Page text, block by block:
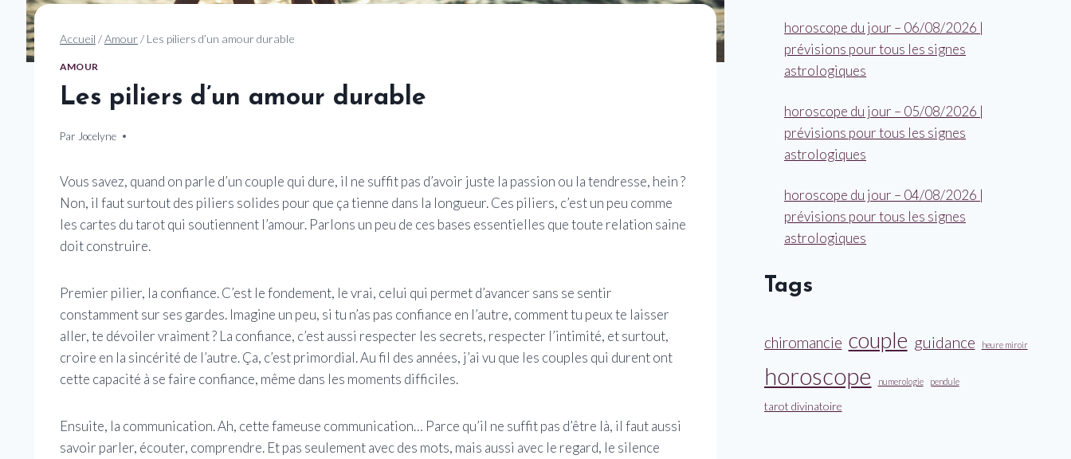
Accueil /Amour/ Les piliers d’un amour durable
AMOUR
Les piliers d’un amour durable
Par Jocelyne
7 octobre 2025
Vous savez, quand on parle d’un couple qui dure, il ne suffit pas d’avoir juste la passion ou la tendresse, hein ?
Non, il faut surtout des piliers solides pour que ça tienne dans la longueur. Ces piliers, c’est un peu comme
les cartes du tarot qui soutiennent l’amour. Parlons un peu de ces bases essentielles que toute relation saine
doit construire.
Premier pilier, la confiance. C’est le fondement, le vrai, celui qui permet d’avancer sans se sentir
constamment sur ses gardes. Imagine un peu, si tu n’as pas confiance en l’autre, comment tu peux te laisser
aller, te dévoiler vraiment ? La confiance, c’est aussi respecter les secrets, respecter l’intimité, et surtout,
croire en la sincérité de l’autre. Ça, c’est primordial. Au fil des années, j’ai vu que les couples qui durent ont
cette capacité à se faire confiance, même dans les moments difficiles.
Ensuite, la communication. Ah, cette fameuse communication… Parce qu’il ne suffit pas d’être là, il faut aussi
savoir parler, écouter, comprendre. Et pas seulement avec des mots, mais aussi avec le regard, le silence
horoscope du jour – 06/08/2026 |
prévisions pour tous les signes
astrologiques
horoscope du jour – 05/08/2026 |
prévisions pour tous les signes
astrologiques
horoscope du jour – 04/08/2026 |
prévisions pour tous les signes
astrologiques
Tags
chiromancie couple guidance heure miroir
horoscope numerologie pendule
tarot divinatoire